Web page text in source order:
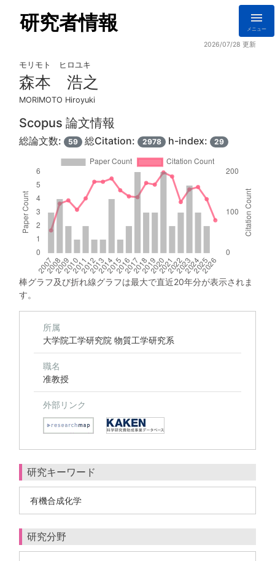
研究者情報 メニュー
2026/07/28 更新
モリモト ヒロユキ
森本 浩之
MORIMOTO Hiroyuki
Scopus 論文情報
総論文数: 59 総Citation: 2978 h-index: 29
棒グラフ及び折れ線グラフは最大で直近20年分が表示されま
す。
所属
大学院工学研究院 物質工学研究系
職名
准教授
外部リンク
研究キーワード
有機合成化学
研究分野